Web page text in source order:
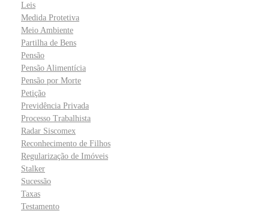
Leis
Medida Protetiva
Meio Ambiente
Partilha de Bens
Pensão
Pensão Alimentícia
Pensão por Morte
Petição
Previdência Privada
Processo Trabalhista
Radar Siscomex
Reconhecimento de Filhos
Regularização de Imóveis
Stalker
Sucessão
Taxas
Testamento